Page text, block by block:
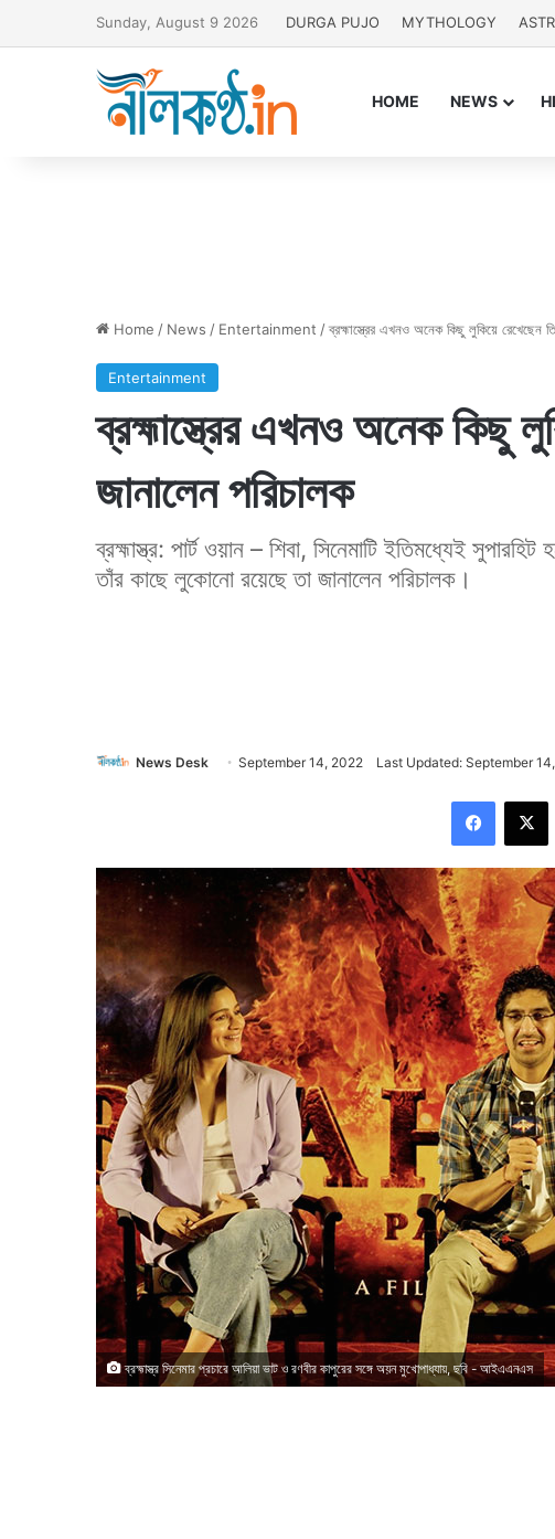
Sunday, August 9 2026 DURGA PUJO MYTHOLOGY
HOME NEWS
Home / News / Entertainment /ব্রহ্মাস্ত্রের এখনও অনেক কিছু লুকিয়ে রেখেছেন
Entertainment
ব্রহ্মাস্ত্রের এখনও অনেক কিছু
জানালেন পরিচালক
ব্রহ্মাস্ত্র: পার্ট ওয়ান – শিবা, সিনেমাটি ইতিমধ্যেই
তাঁর কাছে লুকোনো রয়েছে তা জানালেন পরিচালক।
News Desk September 14, 2022 Last Updated: September
ব্রহ্মাস্ত্র সিনেমার প্রচারে আলিয়া ভাট ও রণবীর কাপুরের সঙ্গে অয়ন মুখোপাধ্যায়, ছবি - আইএএনএস